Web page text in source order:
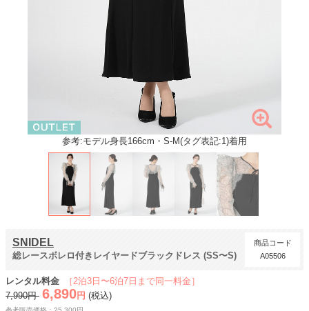
参考:モデル身長166cm・S-M(タグ表記:1)着用
SNIDEL
総レースボレロ付きレイヤードブラックドレス (SS〜S)
商品コード
A05506
［2泊3日〜6泊7日まで同一料金］
レンタル料金
7,990円 6,890 円 (税込)